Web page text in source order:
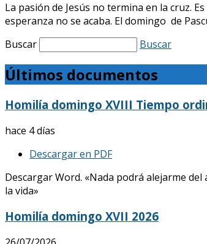
La pasión de Jesús no termina en la cruz.
esperanza no se acaba. El domingo de
Buscar
Buscar
Últimos documentos
Homilía domingo XVIII Tiempo
hace 4 días
Descargar en PDF
Descargar Word. «Nada podrá alejarme
la vida»
Homilía domingo XVII 2026